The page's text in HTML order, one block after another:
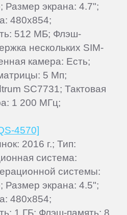
Размер экрана: 4.7";
480x854;
512 МБ; Флэш-
нескольких SIM-
камера: Есть;
5 Мп;
SC7731; Тактовая
1 200 МГц;
4570]
2016 г.; Тип:
система:
системы:
Размер экрана: 4.5";
480x854;
1 ГБ; Флэш-память: 8